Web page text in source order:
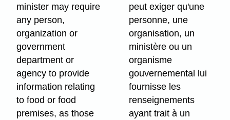
minister may require
any person,
organization or
government
department or
agency to provide
information relating
to food or food
premises, as those
peut exiger qu'une
personne, une
organisation, un
ministère ou un
organisme
gouvernemental lui
fournisse les
renseignements
ayant trait à un